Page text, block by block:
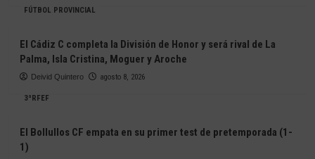
FÚTBOL PROVINCIAL
El Cádiz C completa la División de Honor y será rival de La
Palma, Isla Cristina, Moguer y Aroche
Deivid Quintero agosto 8, 2026
3ªRFEF
El Bollullos CF empata en su primer test de pretemporada (1-
1)